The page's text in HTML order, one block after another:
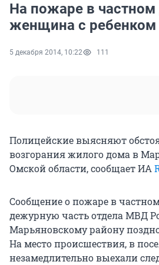
На пожаре в
женщина с ребенком
5 декабря 2014, 10:22 111
Полицейские выясняют
возгорания жилого дома в
Омской области, сообщает ИА
Сообщение о пожаре в
дежурную часть отдела МВД
Марьяновскому району
На место происшествия, в
незамедлительно выехали